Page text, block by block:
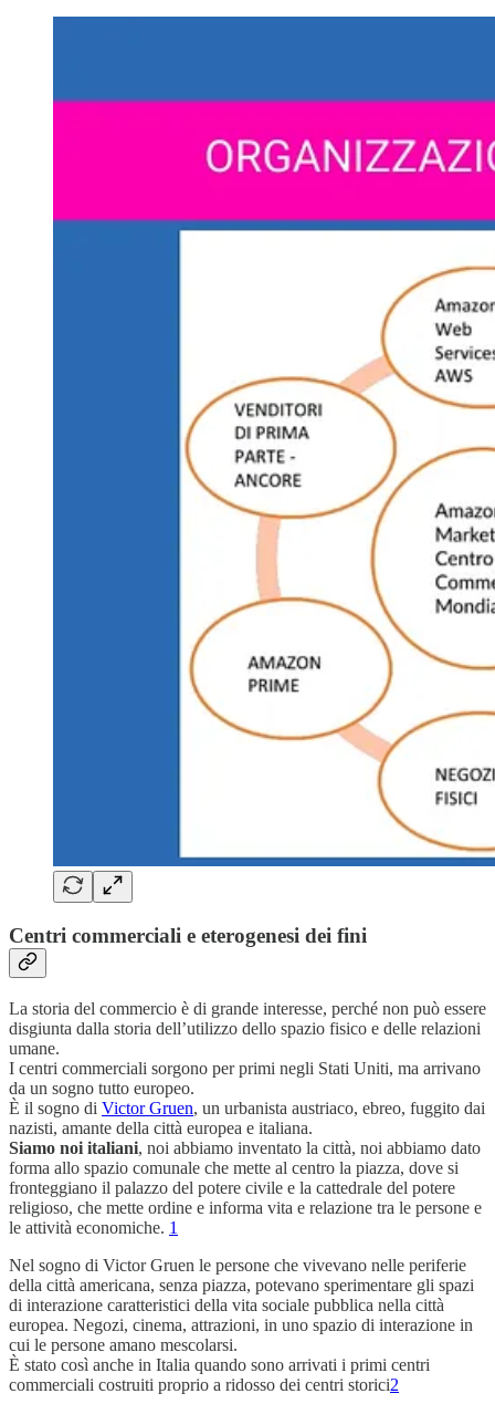
Centri commerciali e eterogenesi dei fini
La storia del commercio è di grande interesse, perché non può essere
disgiunta dalla storia dell’utilizzo dello spazio fisico e delle relazioni
umane.
I centri commerciali sorgono per primi negli Stati Uniti, ma arrivano
da un sogno tutto europeo.
È il sogno di Victor Gruen, un urbanista austriaco, ebreo, fuggito dai
nazisti, amante della città europea e italiana.
Siamo noi italiani, noi abbiamo inventato la città, noi abbiamo dato
forma allo spazio comunale che mette al centro la piazza, dove si
fronteggiano il palazzo del potere civile e la cattedrale del potere
religioso, che mette ordine e informa vita e relazione tra le persone e
le attività economiche. 1
Nel sogno di Victor Gruen le persone che vivevano nelle periferie
della città americana, senza piazza, potevano sperimentare gli spazi
di interazione caratteristici della vita sociale pubblica nella città
europea. Negozi, cinema, attrazioni, in uno spazio di interazione in
cui le persone amano mescolarsi.
È stato così anche in Italia quando sono arrivati i primi centri
commerciali costruiti proprio a ridosso dei centri storici2